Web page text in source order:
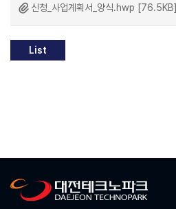
신청_사업계획서_양식.hwp [76.5KB]
List